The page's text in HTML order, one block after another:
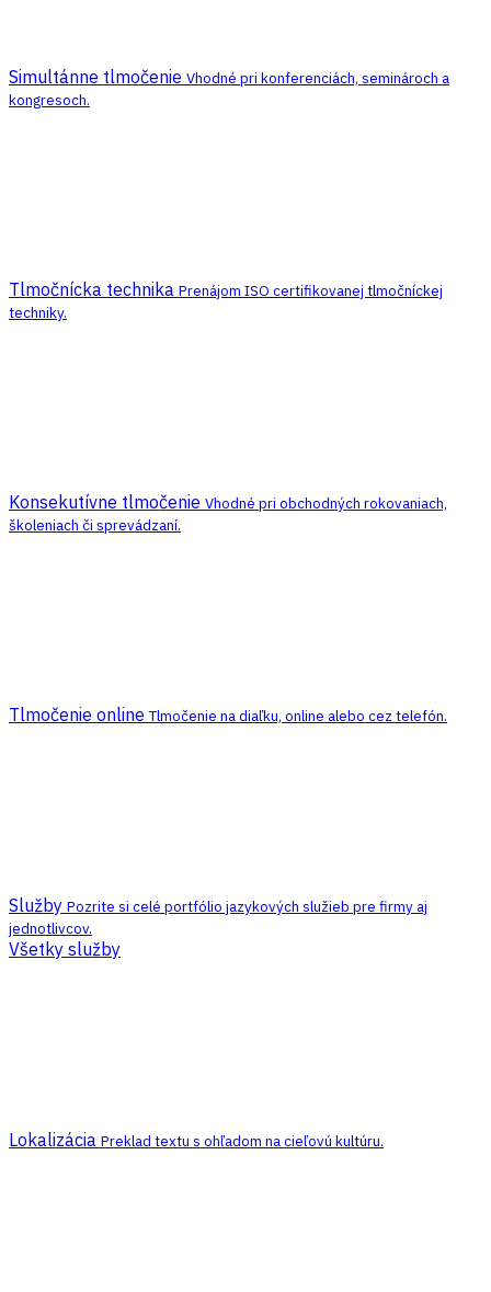
Simultánne tlmočenie Vhodné pri konferenciách, seminároch a
kongresoch.
Tlmočnícka technika Prenájom ISO certifikovanej tlmočníckej
techniky.
Konsekutívne tlmočenie Vhodné pri obchodných rokovaniach,
školeniach či sprevádzaní.
Tlmočenie online Tlmočenie na diaľku, online alebo cez telefón.
Služby Pozrite si celé portfólio jazykových služieb pre firmy aj
jednotlivcov.
Všetky služby
Lokalizácia Preklad textu s ohľadom na cieľovú kultúru.